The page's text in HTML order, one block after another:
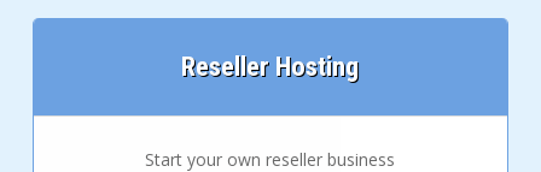
Reseller Hosting
Start your own reseller business